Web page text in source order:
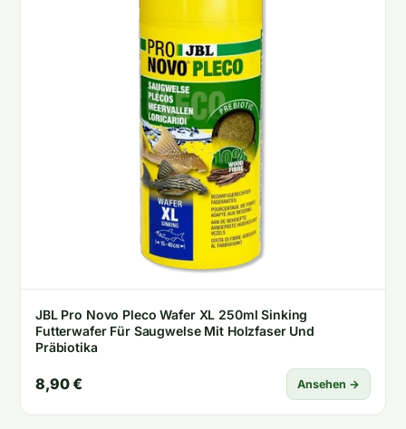
JBL Pro Novo Pleco Wafer XL 250ml Sinking
Futterwafer Für Saugwelse Mit Holzfaser Und
Präbiotika
8,90 € Ansehen →